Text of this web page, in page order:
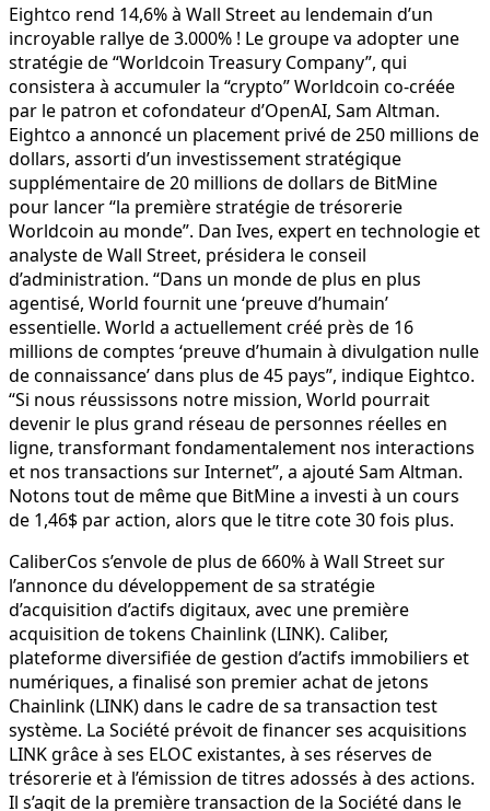
Eightco rend 14,6% à Wall Street au lendemain d’un
incroyable rallye de 3.000% ! Le groupe va adopter une
stratégie de “Worldcoin Treasury Company”, qui
consistera à accumuler la “crypto” Worldcoin co-créée
par le patron et cofondateur d’OpenAI, Sam Altman.
Eightco a annoncé un placement privé de 250 millions de
dollars, assorti d’un investissement stratégique
supplémentaire de 20 millions de dollars de BitMine
pour lancer “la première stratégie de trésorerie
Worldcoin au monde”. Dan Ives, expert en technologie et
analyste de Wall Street, présidera le conseil
d’administration. “Dans un monde de plus en plus
agentisé, World fournit une ‘preuve d’humain’
essentielle. World a actuellement créé près de 16
millions de comptes ‘preuve d’humain à divulgation nulle
de connaissance’ dans plus de 45 pays”, indique Eightco.
“Si nous réussissons notre mission, World pourrait
devenir le plus grand réseau de personnes réelles en
ligne, transformant fondamentalement nos interactions
et nos transactions sur Internet”, a ajouté Sam Altman.
Notons tout de même que BitMine a investi à un cours
de 1,46$ par action, alors que le titre cote 30 fois plus.
CaliberCos s’envole de plus de 660% à Wall Street sur
l’annonce du développement de sa stratégie
d’acquisition d’actifs digitaux, avec une première
acquisition de tokens Chainlink (LINK). Caliber,
plateforme diversifiée de gestion d’actifs immobiliers et
numériques, a finalisé son premier achat de jetons
Chainlink (LINK) dans le cadre de sa transaction test
système. La Société prévoit de financer ses acquisitions
LINK grâce à ses ELOC existantes, à ses réserves de
trésorerie et à l’émission de titres adossés à des actions.
Il s’agit de la première transaction de la Société dans le